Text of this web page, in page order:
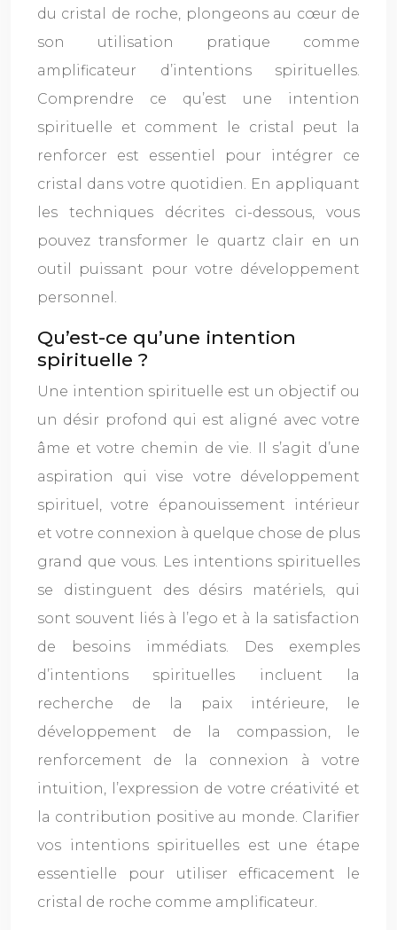
du cristal de roche, plongeons au cœur de
son utilisation pratique comme
amplificateur d’intentions spirituelles.
Comprendre ce qu’est une intention
spirituelle et comment le cristal peut la
renforcer est essentiel pour intégrer ce
cristal dans votre quotidien. En appliquant
les techniques décrites ci-dessous, vous
pouvez transformer le quartz clair en un
outil puissant pour votre développement
personnel.
Qu’est-ce qu’une intention
spirituelle ?
Une intention spirituelle est un objectif ou
un désir profond qui est aligné avec votre
âme et votre chemin de vie. Il s’agit d’une
aspiration qui vise votre développement
spirituel, votre épanouissement intérieur
et votre connexion à quelque chose de plus
grand que vous. Les intentions spirituelles
se distinguent des désirs matériels, qui
sont souvent liés à l’ego et à la satisfaction
de besoins immédiats. Des exemples
d’intentions spirituelles incluent la
recherche de la paix intérieure, le
développement de la compassion, le
renforcement de la connexion à votre
intuition, l’expression de votre créativité et
la contribution positive au monde. Clarifier
vos intentions spirituelles est une étape
essentielle pour utiliser efficacement le
cristal de roche comme amplificateur.